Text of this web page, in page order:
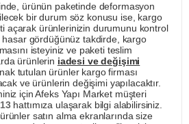
ürünün paketinde deformasyon
bir durum söz konusu ise, kargo
açarak ürünlerinizin durumunu kontrol
gördüğünüz takdirde, kargo
isteyiniz ve paketi teslim
ürünlerin iadesi ve değişimi
tutulan ürünler kargo firması
ve ürünlerin değişimi yapılacaktır.
için Afeks Yapı Market müşteri
hattımıza ulaşarak bilgi alabilirsiniz.
satın alma ekranlarında size